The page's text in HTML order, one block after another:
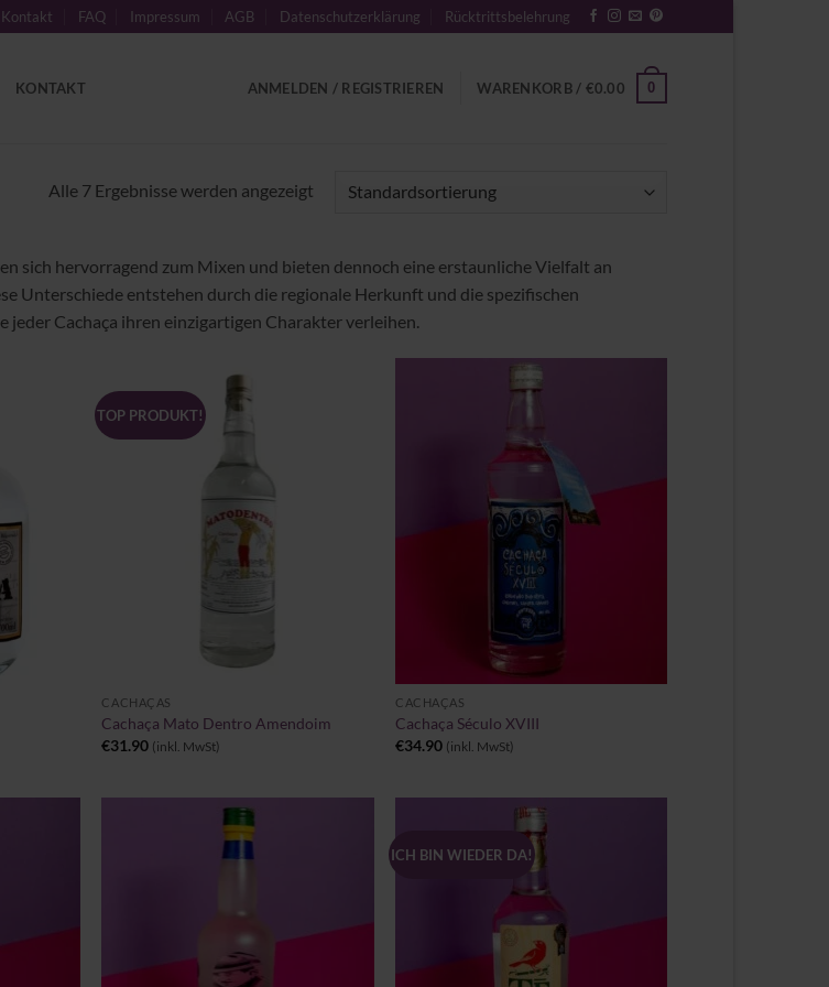
Kontakt FAQ Impressum AGB Datenschutzerklärung Rücktrittsbelehrung
KONTAKT ANMELDEN / REGISTRIEREN WARENKORB / €0.00 0
Alle 7 Ergebnisse werden angezeigt
sich hervorragend zum Mixen und bieten dennoch eine erstaunliche Vielfalt an
Unterschiede entstehen durch die regionale Herkunft und die spezifischen
jeder Cachaça ihren einzigartigen Charakter verleihen.
TOP PRODUKT!
CACHAÇAS
Cachaça Mato Dentro Amendoim
€31.90 (inkl. MwSt)
CACHAÇAS
Cachaça Século XVIII
€34.90 (inkl. MwSt)
ICH BIN WIEDER DA!